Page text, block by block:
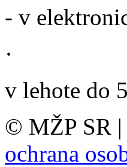
- v
·
v lehote do
© MŽP SR |
ochrana